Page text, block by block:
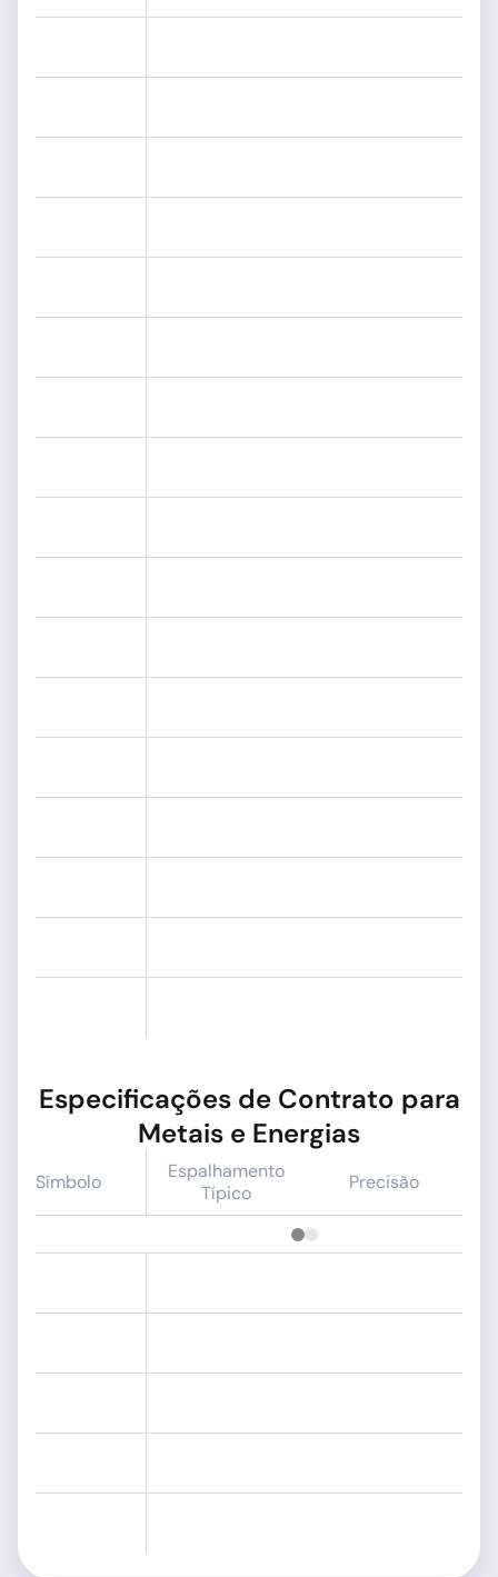
Especificações de Contrato para
Metais e Energias
Símbolo
Espalhamento
Típico
Precisão